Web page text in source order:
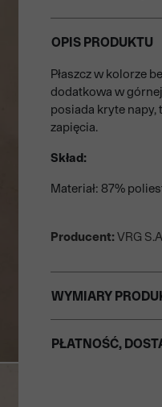
OPIS PRODUKTU
Płaszcz w kolorze
dodatkowa w
posiada kryte
zapięcia.
Skład:
Materiał: 87%
Producent: VRG
WYMIARY
PŁATNOŚĆ,